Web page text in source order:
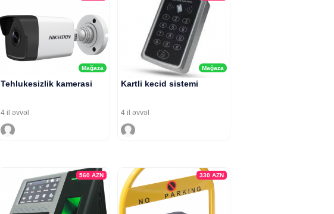
Mağaza
Tehlukesizlik kamerasi
4 il əvvəl
Mağaza
Kartli kecid sistemi
4 il əvvəl
560 AZN 330 AZN